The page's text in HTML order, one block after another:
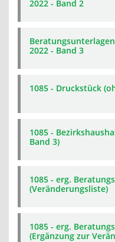
2022 - Band 2
2022 - Band 3
1085 - Druckstück
1085 -
Band 3)
1085 - erg.
(Veränderungsliste)
1085 - erg.
(Ergänzung zur